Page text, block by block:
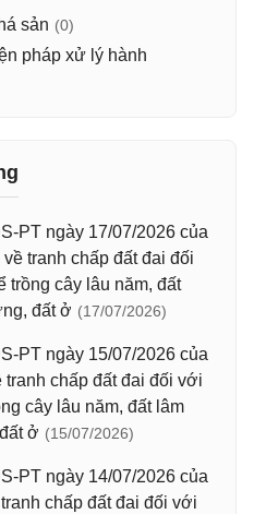
sản (0)
pháp xử lý hành
PT ngày 17/07/2026 của
tranh chấp đất đai đối
trồng cây lâu năm, đất
đất ở (17/07/2026)
PT ngày 15/07/2026 của
chấp đất đai đối với
cây lâu năm, đất lâm
ở (15/07/2026)
PT ngày 14/07/2026 của
chấp đất đai đối với